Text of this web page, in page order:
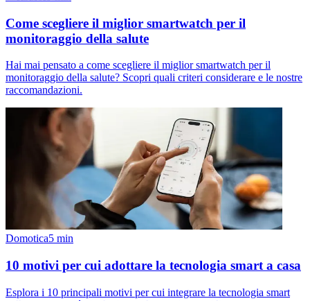
Come scegliere il miglior smartwatch per il
monitoraggio della salute
Hai mai pensato a come scegliere il miglior smartwatch per il
monitoraggio della salute? Scopri quali criteri considerare e le nostre
raccomandazioni.
Domotica5 min
10 motivi per cui adottare la tecnologia smart a casa
Esplora i 10 principali motivi per cui integrare la tecnologia smart